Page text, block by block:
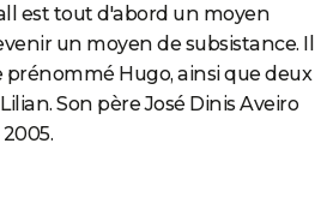
est tout d'abord un moyen
un moyen de subsistance. Il
Hugo, ainsi que deux
Son père José Dinis Aveiro